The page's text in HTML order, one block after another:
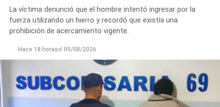
La víctima denunció que el hombre intentó ingresar por la
fuerza utilizando un hierro y recordó que existía una
prohibición de acercamiento vigente.
Hace 18 horasel 05/08/2026